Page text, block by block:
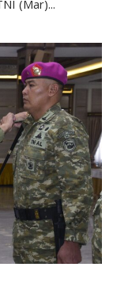
(Mar)...